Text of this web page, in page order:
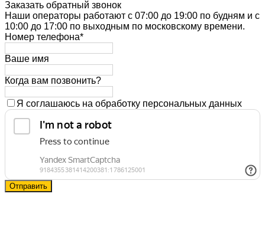
Заказать обратный звонок
Наши операторы работают с 07:00 до 19:00 по будням и с
10:00 до 17:00 по выходным по московскому времени.
Номер телефона*
Ваше имя
Когда вам позвонить?
Я соглашаюсь на обработку персональных данных